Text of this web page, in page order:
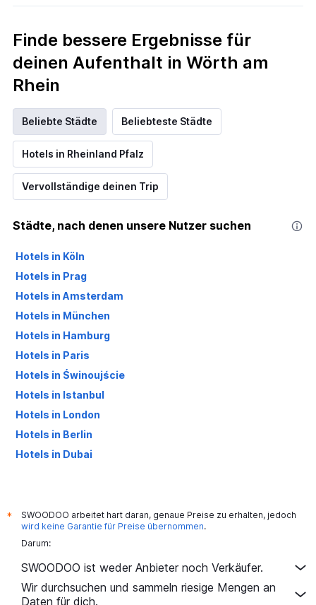
Finde bessere Ergebnisse für
deinen Aufenthalt in Wörth am
Rhein
Beliebte Städte Beliebteste Städte
Hotels in Rheinland Pfalz
Vervollständige deinen Trip
Städte, nach denen unsere Nutzer suchen
Hotels in Köln
Hotels in Prag
Hotels in Amsterdam
Hotels in München
Hotels in Hamburg
Hotels in Paris
Hotels in Świnoujście
Hotels in Istanbul
Hotels in London
Hotels in Berlin
Hotels in Dubai
*
SWOODOO arbeitet hart daran, genaue Preise zu erhalten, jedoch
wird keine Garantie für Preise übernommen.
Darum:
SWOODOO ist weder Anbieter noch Verkäufer.
Wir durchsuchen und sammeln riesige Mengen an
Daten für dich.